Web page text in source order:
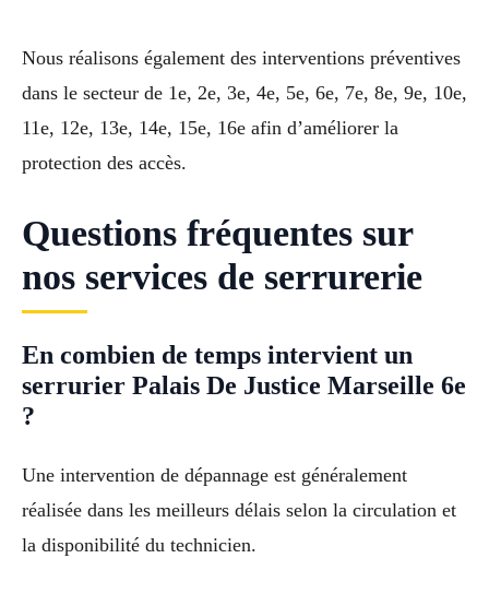
Nous réalisons également des interventions préventives
dans le secteur de 1e, 2e, 3e, 4e, 5e, 6e, 7e, 8e, 9e, 10e,
11e, 12e, 13e, 14e, 15e, 16e afin d’améliorer la
protection des accès.
Questions fréquentes sur
nos services de serrurerie
En combien de temps intervient un
serrurier Palais De Justice Marseille 6e
?
Une intervention de dépannage est généralement
réalisée dans les meilleurs délais selon la circulation et
la disponibilité du technicien.